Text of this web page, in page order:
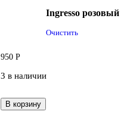
Ingresso розовый
Очистить
950 Р
3 в наличии
В корзину